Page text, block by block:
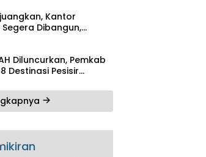
Kantor
Dibangun,
Diluncurkan, Pemkab
Destinasi Pesisir